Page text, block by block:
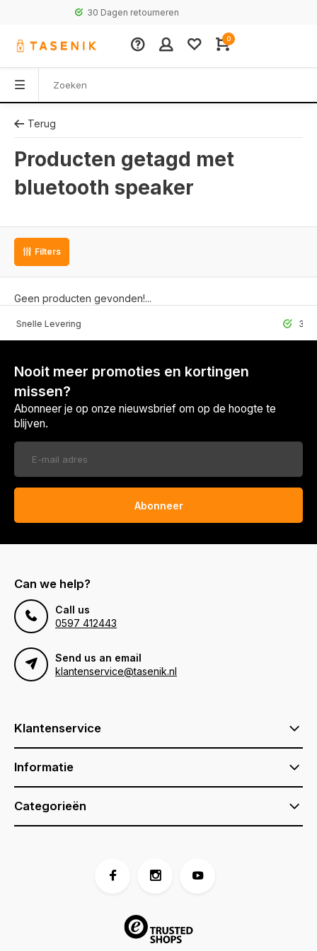
30 Dagen retourneren
0
Terug
Producten getagd met
bluetooth speaker
Filters
Geen producten gevonden!...
Levering 30 Dagen
Nooit meer promoties en kortingen
missen?
Abonneer je op onze nieuwsbrief om op de hoogte te
blijven.
Abonneer
Can we help?
Call us
0597 412443
Send us an email
klantenservice@tasenik.nl
Klantenservice
Informatie
Categorieën